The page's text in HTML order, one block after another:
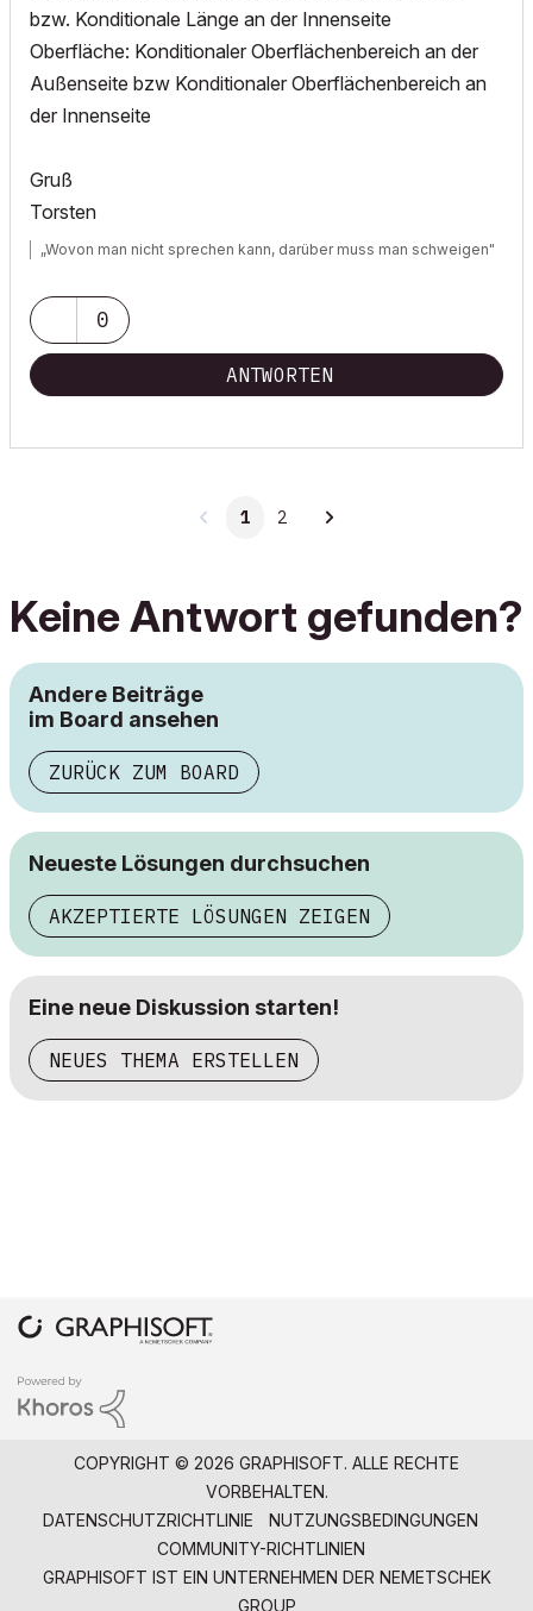
bzw. Konditionale Länge an der Innenseite
Oberfläche: Konditionaler Oberflächenbereich an der
Außenseite bzw Konditionaler Oberflächenbereich an
der Innenseite
Gruß
Torsten
„Wovon man nicht sprechen kann, darüber muss man schweigen"
0
ANTWORTEN
1 2
Keine Antwort gefunden?
Andere Beiträge
im Board ansehen
ZURÜCK ZUM BOARD
Neueste Lösungen durchsuchen
AKZEPTIERTE LÖSUNGEN ZEIGEN
Eine neue Diskussion starten!
NEUES THEMA ERSTELLEN
COPYRIGHT © 2026 GRAPHISOFT. ALLE RECHTE
VORBEHALTEN.
DATENSCHUTZRICHTLINIE
NUTZUNGSBEDINGUNGEN
COMMUNITY-RICHTLINIEN
GRAPHISOFT IST EIN UNTERNEHMEN DER NEMETSCHEK
GROUP